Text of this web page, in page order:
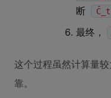
断
最终，
这个过程虽然计算量
靠。